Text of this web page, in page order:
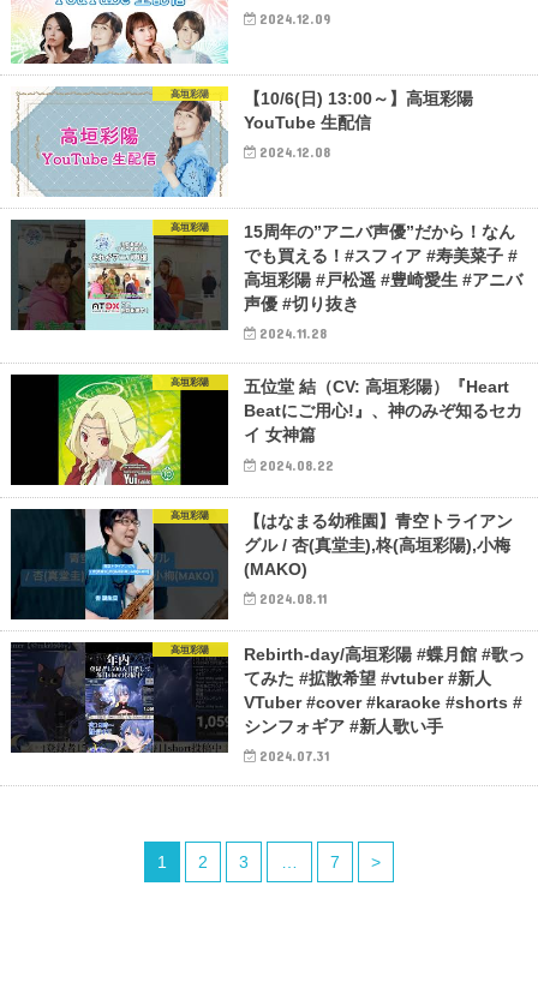
2024.12.09
高垣彩陽
【10/6(日) 13:00～】高垣彩陽
YouTube 生配信
2024.12.08
高垣彩陽
15周年の”アニバ声優”だから！なん
でも買える！#スフィア #寿美菜子 #
高垣彩陽 #戸松遥 #豊崎愛生 #アニバ
声優 #切り抜き
2024.11.28
高垣彩陽
五位堂 結（CV: 高垣彩陽）『Heart
Beatにご用心!』、神のみぞ知るセカ
イ 女神篇
2024.08.22
高垣彩陽
【はなまる幼稚園】青空トライアン
グル / 杏(真堂圭),柊(高垣彩陽),小梅
(MAKO)
2024.08.11
高垣彩陽
Rebirth-day/高垣彩陽 #蝶月館 #歌っ
てみた #拡散希望 #vtuber #新人
VTuber #cover #karaoke #shorts #
シンフォギア #新人歌い手
2024.07.31
1 2 3 7 >